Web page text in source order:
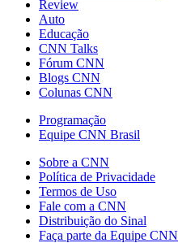
Review
Auto
Educação
CNN Talks
Fórum CNN
Blogs CNN
Colunas CNN
Programação
Equipe CNN Brasil
Sobre a CNN
Política de Privacidade
Termos de Uso
Fale com a CNN
Distribuição do Sinal
Faça parte da Equipe CNN